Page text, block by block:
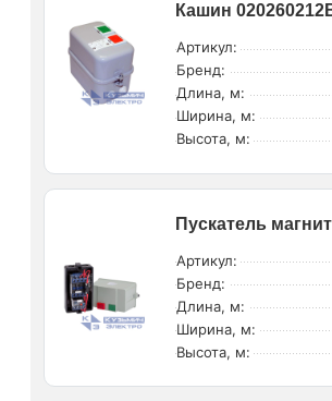
Кашин
Артикул:
Бренд:
Длина, м:
Ширина, м:
Высота, м:
Пускатель
Артикул:
Бренд:
Длина, м:
Ширина, м:
Высота, м: